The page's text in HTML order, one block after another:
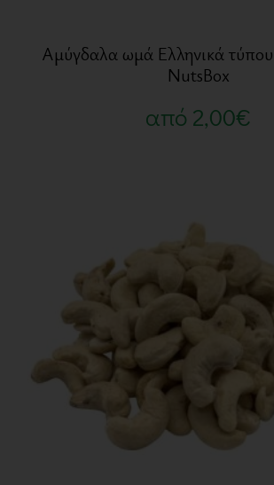
Αμύγδαλα ωμά Ελληνικά
NutsBox
από 2,00€